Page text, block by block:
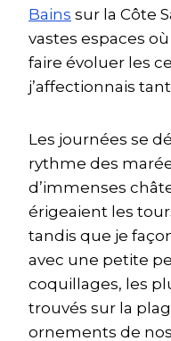
Bains sur la Côte
vastes espaces
faire évoluer les
j’affectionnais
Les journées se
rythme des
d’immenses
érigeaient les
tandis que je
avec une petite
coquillages, les
trouvés sur la
ornements de